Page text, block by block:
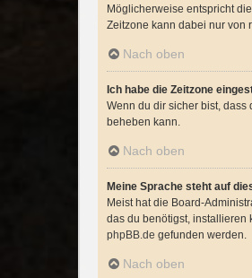
Möglicherweise entspricht
Zeitzone kann dabei nur von
Nach oben
Ich habe die Zeitzone
Wenn du dir sicher bist, dass
beheben kann.
Nach oben
Meine Sprache steht auf
Meist hat die Board-
das du benötigst, installieren
phpBB.de gefunden werden.
Nach oben